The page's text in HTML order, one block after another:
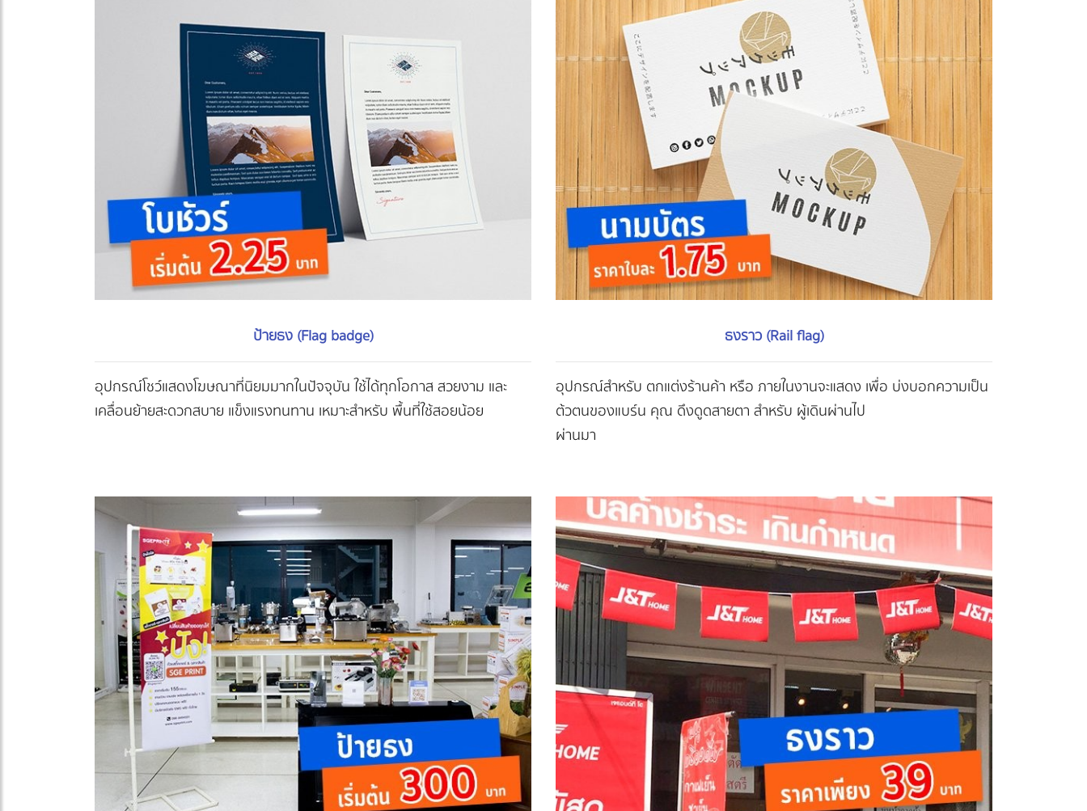
ป้ายธง (Flag badge)
อุปกรณ์โชว์แสดงโฆษณาที่นิยมมากในปัจจุบัน ใช้ได้ทุกโอกาส สวยงาม และ
เคลื่อนย้ายสะดวกสบาย แข็งแรงทนทาน เหมาะสำหรับ พื้นที่ใช้สอยน้อย
ธงราว (Rail flag)
อุปกรณ์สำหรับ ตกแต่งร้านค้า หรือ ภายในงานจะแสดง เพื่อ บ่งบอกความเป็น
ต้วตนของแบร์น คุณ ดึงดูดสายตา สำหรับ ผู้เดินผ่านไป
ผ่านมา